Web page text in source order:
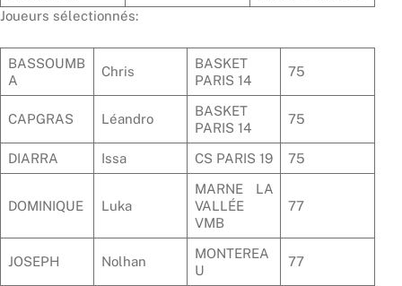
Joueurs sélectionnés:
BASSOUMB
A
Chris
BASKET
PARIS 14
75
CAPGRAS Léandro
BASKET
PARIS 14
75
DIARRA Issa CS PARIS 19 75
DOMINIQUE Luka
MARNE LA
VALLÉE
VMB
77
JOSEPH Nolhan
MONTEREA
U
77